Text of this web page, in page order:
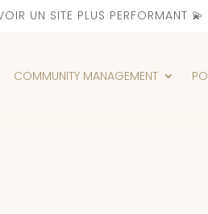
UN SITE PLUS PERFORMANT 💫
COMMUNITY MANAGEMENT